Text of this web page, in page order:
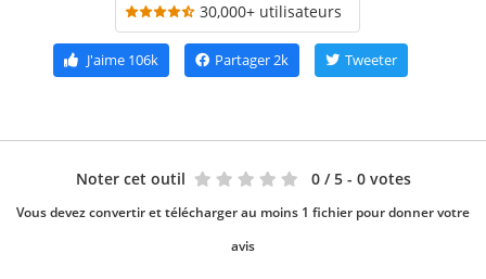
30,000+ utilisateurs
J'aime106k Partager2k Tweeter
Noter cet outil 0 / 5 - 0 votes
Vous devez convertir et télécharger au moins 1 fichier pour donner votre
avis